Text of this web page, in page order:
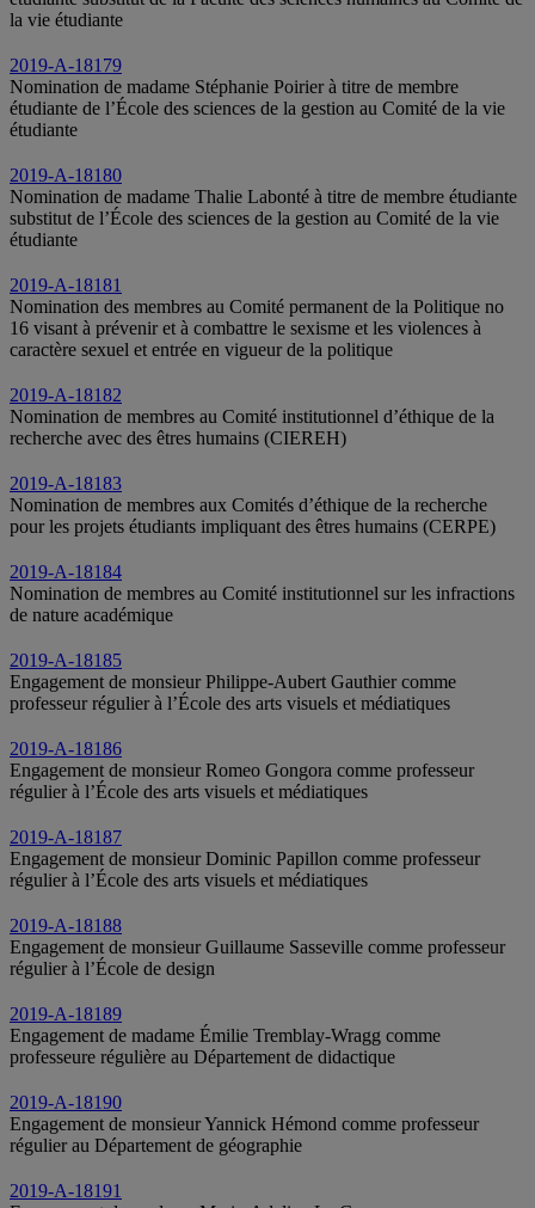
la vie étudiante
2019-A-18179
Nomination de madame Stéphanie Poirier à titre de membre
étudiante de l’École des sciences de la gestion au Comité de la vie
étudiante
2019-A-18180
Nomination de madame Thalie Labonté à titre de membre étudiante
substitut de l’École des sciences de la gestion au Comité de la vie
étudiante
2019-A-18181
Nomination des membres au Comité permanent de la Politique no
16 visant à prévenir et à combattre le sexisme et les violences à
caractère sexuel et entrée en vigueur de la politique
2019-A-18182
Nomination de membres au Comité institutionnel d’éthique de la
recherche avec des êtres humains (CIEREH)
2019-A-18183
Nomination de membres aux Comités d’éthique de la recherche
pour les projets étudiants impliquant des êtres humains (CERPE)
2019-A-18184
Nomination de membres au Comité institutionnel sur les infractions
de nature académique
2019-A-18185
Engagement de monsieur Philippe-Aubert Gauthier comme
professeur régulier à l’École des arts visuels et médiatiques
2019-A-18186
Engagement de monsieur Romeo Gongora comme professeur
régulier à l’École des arts visuels et médiatiques
2019-A-18187
Engagement de monsieur Dominic Papillon comme professeur
régulier à l’École des arts visuels et médiatiques
2019-A-18188
Engagement de monsieur Guillaume Sasseville comme professeur
régulier à l’École de design
2019-A-18189
Engagement de madame Émilie Tremblay-Wragg comme
professeure régulière au Département de didactique
2019-A-18190
Engagement de monsieur Yannick Hémond comme professeur
régulier au Département de géographie
2019-A-18191